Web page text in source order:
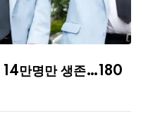
14만명만 생존…180